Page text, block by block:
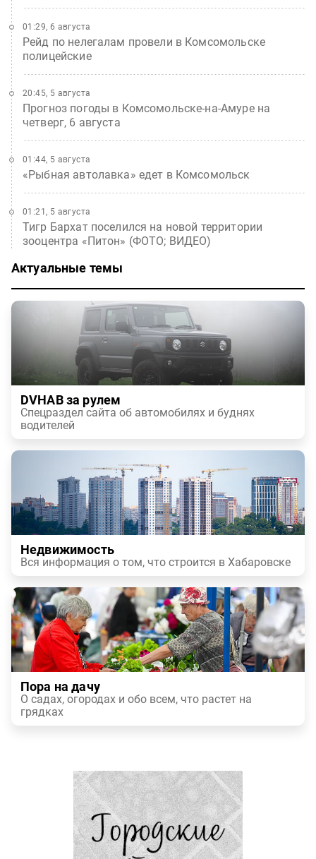
Рейд по нелегалам провели в Комсомольске
полицейские
01:29, 6 августа
Прогноз погоды в Комсомольске-на-Амуре на
четверг, 6 августа
20:45, 5 августа
«Рыбная автолавка» едет в Комсомольск
01:44, 5 августа
Тигр Бархат поселился на новой территории
зооцентра «Питон» (ФОТО; ВИДЕО)
01:21, 5 августа
Актуальные темы
DVHAB за рулем
Спецраздел сайта об автомобилях и буднях
водителей
Недвижимость
Вся информация о том, что строится в Хабаровске
Пора на дачу
О садах, огородах и обо всем, что растет на
грядках